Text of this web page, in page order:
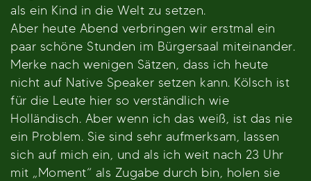
als ein Kind in die Welt zu setzen.
Aber heute Abend verbringen wir erstmal ein
paar schöne Stunden im Bürgersaal miteinander.
Merke nach wenigen Sätzen, dass ich heute
nicht auf Native Speaker setzen kann. Kölsch ist
für die Leute hier so verständlich wie
Holländisch. Aber wenn ich das weiß, ist das nie
ein Problem. Sie sind sehr aufmerksam, lassen
sich auf mich ein, und als ich weit nach 23 Uhr
mit „Moment“ als Zugabe durch bin, holen sie